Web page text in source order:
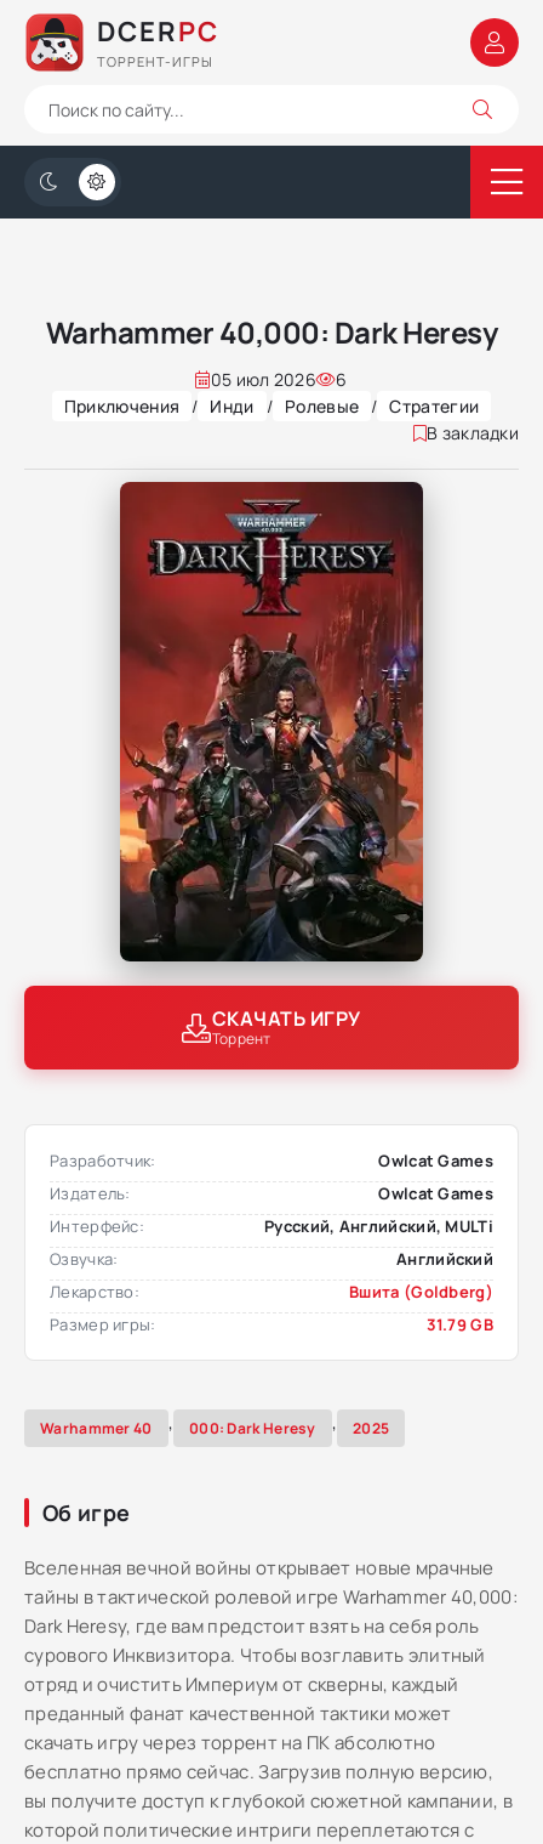
DCERPC
ТОРРЕНТ-ИГРЫ
Warhammer 40,000: Dark Heresy
05 июл 2026
6
Приключения
/ Инди / Ролевые / Стратегии
В закладки
СКАЧАТЬ ИГРУ
Торрент
Разработчик:
Owlcat Games
Издатель:
Owlcat Games
Интерфейс:
Русский, Английский, MULTi
Озвучка:
Английский
Лекарство:
Вшита (Goldberg)
Размер игры:
31.79 GB
Warhammer 40 , 000: Dark Heresy , 2025
Об игре
Вселенная вечной войны открывает новые мрачные
тайны в тактической ролевой игре Warhammer 40,000:
Dark Heresy, где вам предстоит взять на себя роль
сурового Инквизитора. Чтобы возглавить элитный
отряд и очистить Империум от скверны, каждый
преданный фанат качественной тактики может
скачать игру через торрент на ПК абсолютно
бесплатно прямо сейчас. Загрузив полную версию,
вы получите доступ к глубокой сюжетной кампании, в
которой политические интриги переплетаются с